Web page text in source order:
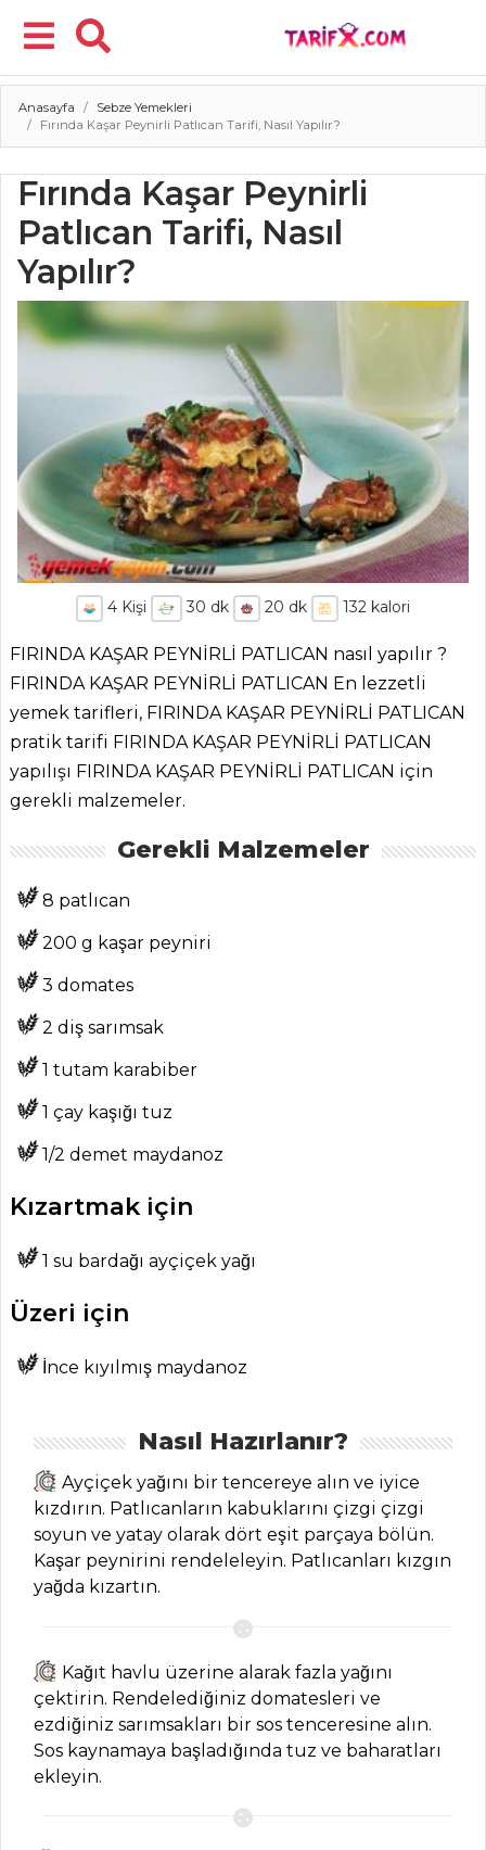
Menü
Chefs
Haber
ŞEFİN TARİFLERİ
Tüm
Kategoriler
ÇORBALAR
Tarifi, Nasıl Yapılır?
Roka Soslu
Domates Çorbası
Tarifi, Nasıl Yapılır?
Anasayfa
Sebze Yemekleri
Fırında Kaşar Peynirli Patlıcan Tarifi, Nasıl Yapılır?
Fırında Kaşar Peynirli
Patlıcan Tarifi, Nasıl
Yapılır?
4Kişi 30 dk 20 dk 132 kalori
FIRINDA KAŞAR PEYNİRLİ PATLICAN nasıl yapılır ?
FIRINDA KAŞAR PEYNİRLİ PATLICAN En lezzetli
yemek tarifleri, FIRINDA KAŞAR PEYNİRLİ PATLICAN
pratik tarifi FIRINDA KAŞAR PEYNİRLİ PATLICAN
yapılışı FIRINDA KAŞAR PEYNİRLİ PATLICAN için
gerekli malzemeler.
Gerekli Malzemeler
8 patlıcan
200 g kaşar peyniri
3 domates
2 diş sarımsak
1 tutam karabiber
1 çay kaşığı tuz
1/2 demet maydanoz
Kızartmak için
1 su bardağı ayçiçek yağı
Üzeri için
İnce kıyılmış maydanoz
Nasıl Hazırlanır?
Ayçiçek yağını bir tencereye alın ve iyice
kızdırın. Patlıcanların kabuklarını çizgi çizgi
soyun ve yatay olarak dört eşit parçaya bölün.
Kaşar peynirini rendeleleyin. Patlıcanları kızgın
yağda kızartın.
Kağıt havlu üzerine alarak fazla yağını
çektirin. Rendelediğiniz domatesleri ve
ezdiğiniz sarımsakları bir sos tenceresine alın.
Sos kaynamaya başladığında tuz ve baharatları
ekleyin.